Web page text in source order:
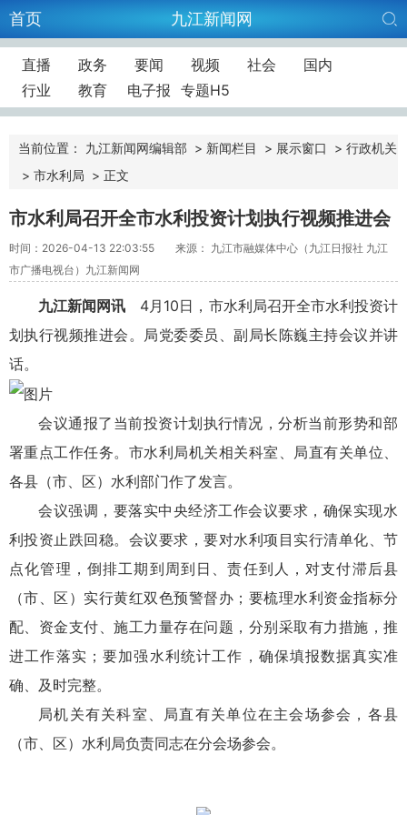
首页 九江新闻网
直播 政务 要闻 视频 社会
国内
行业
教育 电子报 专题H5
当前位置： 九江新闻网编辑部 > 新闻栏目 > 展示窗口 > 行政机关
> 市水利局 > 正文
市水利局召开全市水利投资计划执行视频推进会
时间：2026-04-13 22:03:55
来源： 九江市融媒体中心（九江日报社 九江
市广播电视台）九江新闻网
九江新闻网讯 4月10日，市水利局召开全市水利投资计
划执行视频推进会。局党委委员、副局长陈巍主持会议并讲
话。
会议通报了当前投资计划执行情况，分析当前形势和部
署重点工作任务。市水利局机关相关科室、局直有关单位、
各县（市、区）水利部门作了发言。
会议强调，要落实中央经济工作会议要求，确保实现水
利投资止跌回稳。会议要求，要对水利项目实行清单化、节
点化管理，倒排工期到周到日、责任到人，对支付滞后县
（市、区）实行黄红双色预警督办；要梳理水利资金指标分
配、资金支付、施工力量存在问题，分别采取有力措施，推
进工作落实；要加强水利统计工作，确保填报数据真实准
确、及时完整。
局机关有关科室、局直有关单位在主会场参会，各县
（市、区）水利局负责同志在分会场参会。